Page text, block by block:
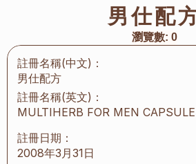
男仕配
瀏覽數: 0
註冊名稱(中文)：
男仕配方
註冊名稱(英文)：
MULTIHERB FOR MEN
註冊日期：
2008年3月31日